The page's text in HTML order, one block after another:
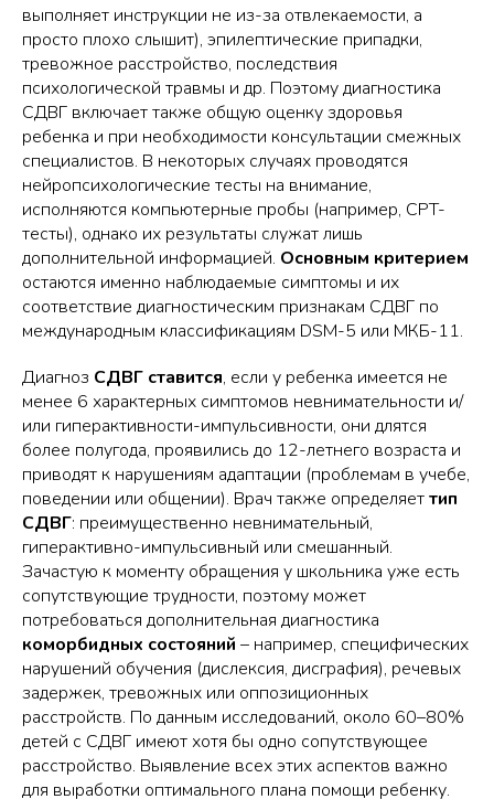
выполняет инструкции не из-за отвлекаемости, а
просто плохо слышит), эпилептические припадки,
тревожное расстройство, последствия
психологической травмы и др. Поэтому диагностика
СДВГ включает также общую оценку здоровья
ребенка и при необходимости консультации смежных
специалистов. В некоторых случаях проводятся
нейропсихологические тесты на внимание,
исполняются компьютерные пробы (например, CPT-
тесты), однако их результаты служат лишь
дополнительной информацией. Основным критерием
остаются именно наблюдаемые симптомы и их
соответствие диагностическим признакам СДВГ по
международным классификациям DSM-5 или МКБ-11.
Диагноз СДВГ ставится, если у ребенка имеется не
менее 6 характерных симптомов невнимательности и/
или гиперактивности-импульсивности, они длятся
более полугода, проявились до 12-летнего возраста и
приводят к нарушениям адаптации (проблемам в учебе,
поведении или общении). Врач также определяеттип
СДВГ: преимущественно невнимательный,
гиперактивно-импульсивный или смешанный.
Зачастую к моменту обращения у школьника уже есть
сопутствующие трудности, поэтому может
потребоваться дополнительная диагностика
коморбидных состояний – например, специфических
нарушений обучения (дислексия, дисграфия), речевых
задержек, тревожных или оппозиционных
расстройств. По данным исследований, около 60–80%
детей с СДВГ имеют хотя бы одно сопутствующее
расстройство. Выявление всех этих аспектов важно
для выработки оптимального плана помощи ребенку.